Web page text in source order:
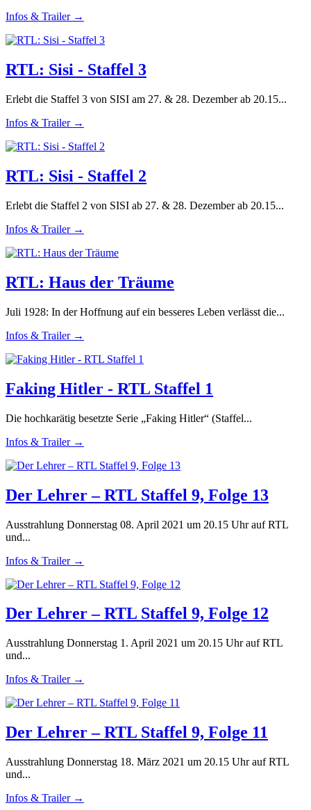
Infos & Trailer →
RTL: Sisi - Staffel 3
Erlebt die Staffel 3 von SISI am 27. & 28. Dezember ab 20.15...
Infos & Trailer →
RTL: Sisi - Staffel 2
Erlebt die Staffel 2 von SISI ab 27. & 28. Dezember ab 20.15...
Infos & Trailer →
RTL: Haus der Träume
Juli 1928: In der Hoffnung auf ein besseres Leben verlässt die...
Infos & Trailer →
Faking Hitler - RTL Staffel 1
Die hochkarätig besetzte Serie „Faking Hitler“ (Staffel...
Infos & Trailer →
Der Lehrer – RTL Staffel 9, Folge 13
Ausstrahlung Donnerstag 08. April 2021 um 20.15 Uhr auf RTL
und...
Infos & Trailer →
Der Lehrer – RTL Staffel 9, Folge 12
Ausstrahlung Donnerstag 1. April 2021 um 20.15 Uhr auf RTL
und...
Infos & Trailer →
Der Lehrer – RTL Staffel 9, Folge 11
Ausstrahlung Donnerstag 18. März 2021 um 20.15 Uhr auf RTL
und...
Infos & Trailer →